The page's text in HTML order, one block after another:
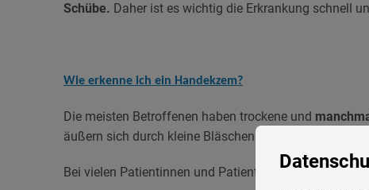
Schübe. Daher ist es wichtig die Erkrankung schnell
Wie erkenne ich ein Handekzem?
Die meisten Betroffenen haben trockene und
äußern sich durch kleine Bläschen
Bei vielen Patientinnen und Patienten sindgleichzeitig